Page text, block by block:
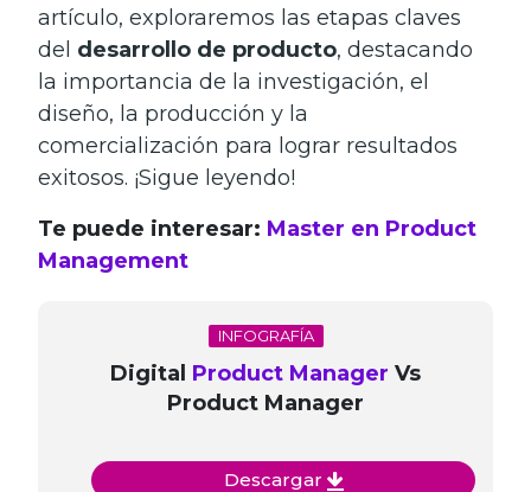
artículo, exploraremos las etapas claves
del desarrollo de producto, destacando
la importancia de la investigación, el
diseño, la producción y la
comercialización para lograr resultados
exitosos. ¡Sigue leyendo!
Te puede interesar: Master en Product
Management
INFOGRAFÍA
Digital Product Manager Vs
Product Manager
Descargar